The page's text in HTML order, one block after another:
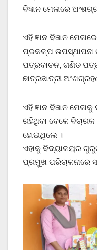
ବିଜ୍ଞାନ ମେଳାରେ
ଏହି ଜ୍ଞାନ ବିଜ୍ଞାନ
ପ୍ରକଳ୍ପ ଉପସ୍ଥାପନା
ପତ୍ରବାଚନ, ଗଣିତ
ଛାତ୍ରଛାତ୍ରୀ
ଏହି ଜ୍ଞାନ ବିଜ୍ଞାନ
ରହିଥିବା ବେଳେ
ହୋଇଥିଲେ ।
ଏହାକୁ ବିଦ୍ୟାଳୟର
ପ୍ରମୁଖ ପରିଚାଳନାରେ